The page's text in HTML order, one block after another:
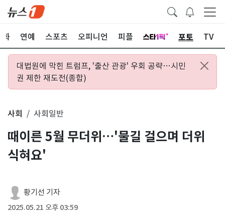
화 연예 스포츠 오피니언 피플 포토 TV
대법원에 막힌 트럼프, '출산 관광' 우회 공략…시민
권 제한 재도전(종합)
사회 사회일반
때이른 5월 무더위…'물길 걸으며 더위
식혀요'
황기선 기자
2025.05.21 오후 03:59